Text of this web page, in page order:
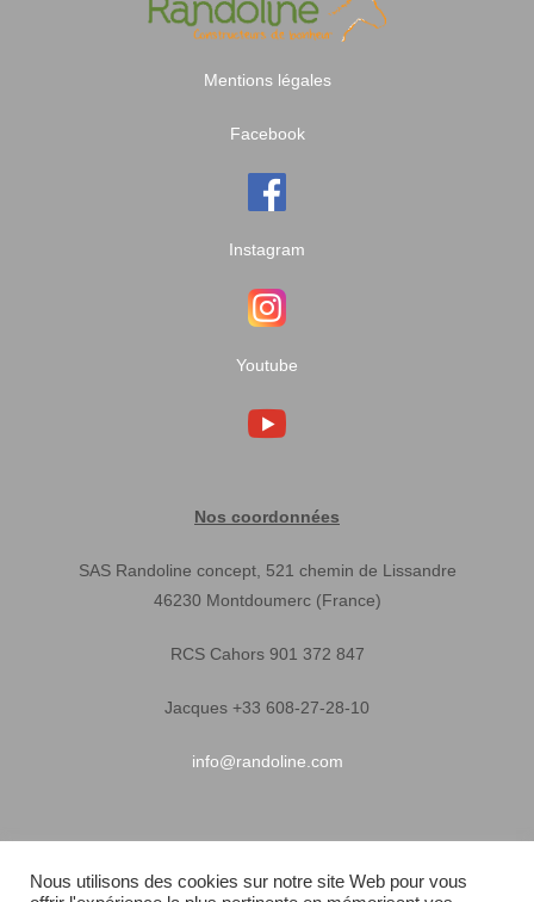
Mentions légales
Facebook
Instagram
Youtube
Nos coordonnées
SAS Randoline concept, 521 chemin de Lissandre
46230 Montdoumerc (France)
RCS Cahors 901 372 847
Jacques +33 608-27-28-10
info@randoline.com
Nous utilisons des cookies sur notre site Web pour vous